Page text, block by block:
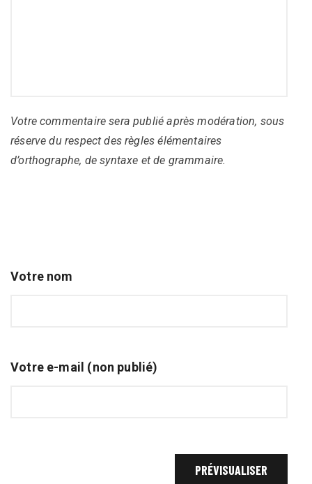
Votre commentaire sera publié après modération, sous
réserve du respect des règles élémentaires
d’orthographe, de syntaxe et de grammaire.
Votre nom
Votre e-mail (non publié)